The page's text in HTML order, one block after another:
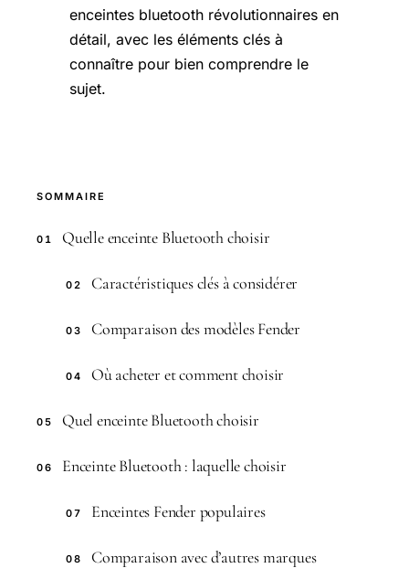
enceintes bluetooth révolutionnaires en
détail, avec les éléments clés à
connaître pour bien comprendre le
sujet.
SOMMAIRE
01 Quelle enceinte Bluetooth choisir
02 Caractéristiques clés à considérer
03 Comparaison des modèles Fender
04 Où acheter et comment choisir
05 Quel enceinte Bluetooth choisir
06 Enceinte Bluetooth : laquelle choisir
07 Enceintes Fender populaires
08 Comparaison avec d’autres marques